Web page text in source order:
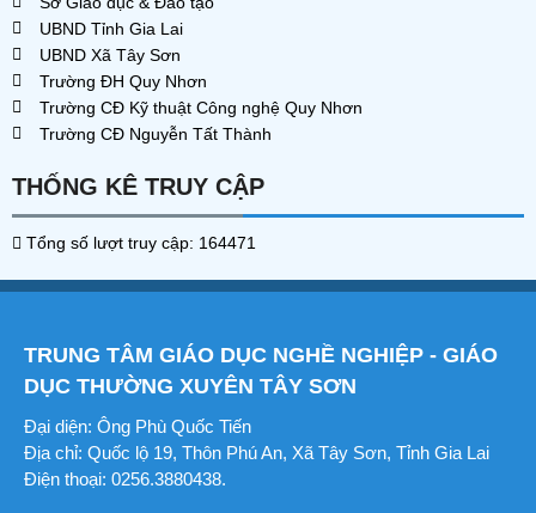
UBND Tỉnh Gia Lai
UBND Xã Tây Sơn
Trường ĐH Quy Nhơn
Trường CĐ Kỹ thuật Công nghệ Quy Nhơn
Trường CĐ Nguyễn Tất Thành
THỐNG KÊ TRUY CẬP
Tổng số lượt truy cập: 164471
TRUNG TÂM GIÁO DỤC NGHỀ NGHIỆP - GIÁO
DỤC THƯỜNG XUYÊN TÂY SƠN
Đại diện: Ông Phù Quốc Tiến
Địa chỉ: Quốc lộ 19, Thôn Phú An, Xã Tây Sơn, Tỉnh Gia Lai
Điện thoại: 0256.3880438.